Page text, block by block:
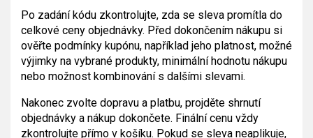
Po zadání kódu zkontrolujte, zda se sleva promítla do
celkové ceny objednávky. Před dokončením nákupu si
ověřte podmínky kupónu, například jeho platnost, možné
výjimky na vybrané produkty, minimální hodnotu nákupu
nebo možnost kombinování s dalšími slevami.
Nakonec zvolte dopravu a platbu, projděte shrnutí
objednávky a nákup dokončete. Finální cenu vždy
zkontrolujte přímo v košíku. Pokud se sleva neaplikuje,